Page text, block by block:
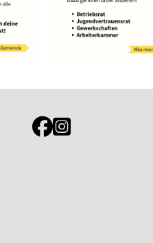
Link zur Jugendportal
Link zur